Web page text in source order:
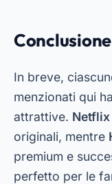
Conclusione
In breve,
menzionati qui
attrattive. Netflix
originali, mentre
premium e
perfetto per le